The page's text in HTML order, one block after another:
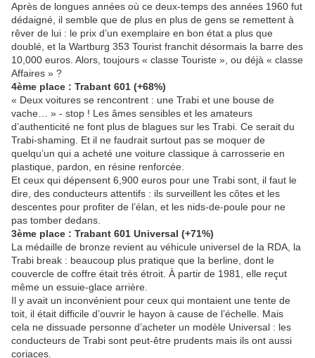
Après de longues années où ce deux-temps des années 1960 fut
dédaigné, il semble que de plus en plus de gens se remettent à
rêver de lui : le prix d’un exemplaire en bon état a plus que
doublé, et la Wartburg 353 Tourist franchit désormais la barre des
10,000 euros. Alors, toujours « classe Touriste », ou déjà « classe
Affaires » ?
4ème place : Trabant 601 (+68%)
« Deux voitures se rencontrent : une Trabi et une bouse de
vache… » - stop ! Les âmes sensibles et les amateurs
d’authenticité ne font plus de blagues sur les Trabi. Ce serait du
Trabi-shaming. Et il ne faudrait surtout pas se moquer de
quelqu’un qui a acheté une voiture classique à carrosserie en
plastique, pardon, en résine renforcée.
Et ceux qui dépensent 6,900 euros pour une Trabi sont, il faut le
dire, des conducteurs attentifs : ils surveillent les côtes et les
descentes pour profiter de l’élan, et les nids-de-poule pour ne
pas tomber dedans.
3ème place : Trabant 601 Universal (+71%)
La médaille de bronze revient au véhicule universel de la RDA, la
Trabi break : beaucoup plus pratique que la berline, dont le
couvercle de coffre était très étroit. À partir de 1981, elle reçut
même un essuie-glace arrière.
Il y avait un inconvénient pour ceux qui montaient une tente de
toit, il était difficile d’ouvrir le hayon à cause de l’échelle. Mais
cela ne dissuade personne d’acheter un modèle Universal : les
conducteurs de Trabi sont peut-être prudents mais ils ont aussi
coriaces.